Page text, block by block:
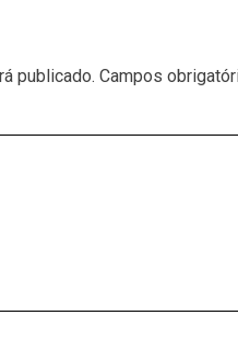
publicado. Campos